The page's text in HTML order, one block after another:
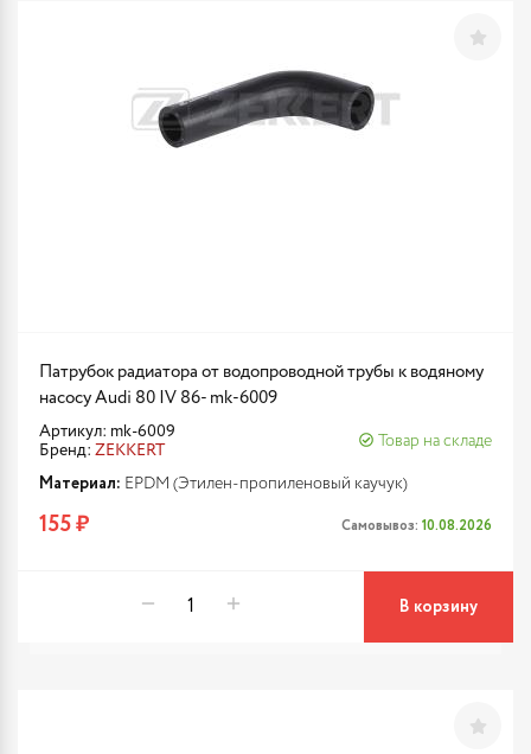
Патрубок радиатора от водопроводной трубы к водяному
насосу Audi 80 IV 86- mk-6009
Артикул: mk-6009
Бренд: ZEKKERT
Товар на складе
Материал: EPDM (Этилен-пропиленовый каучук)
155 ₽ Самовывоз: 10.08.2026
В корзину